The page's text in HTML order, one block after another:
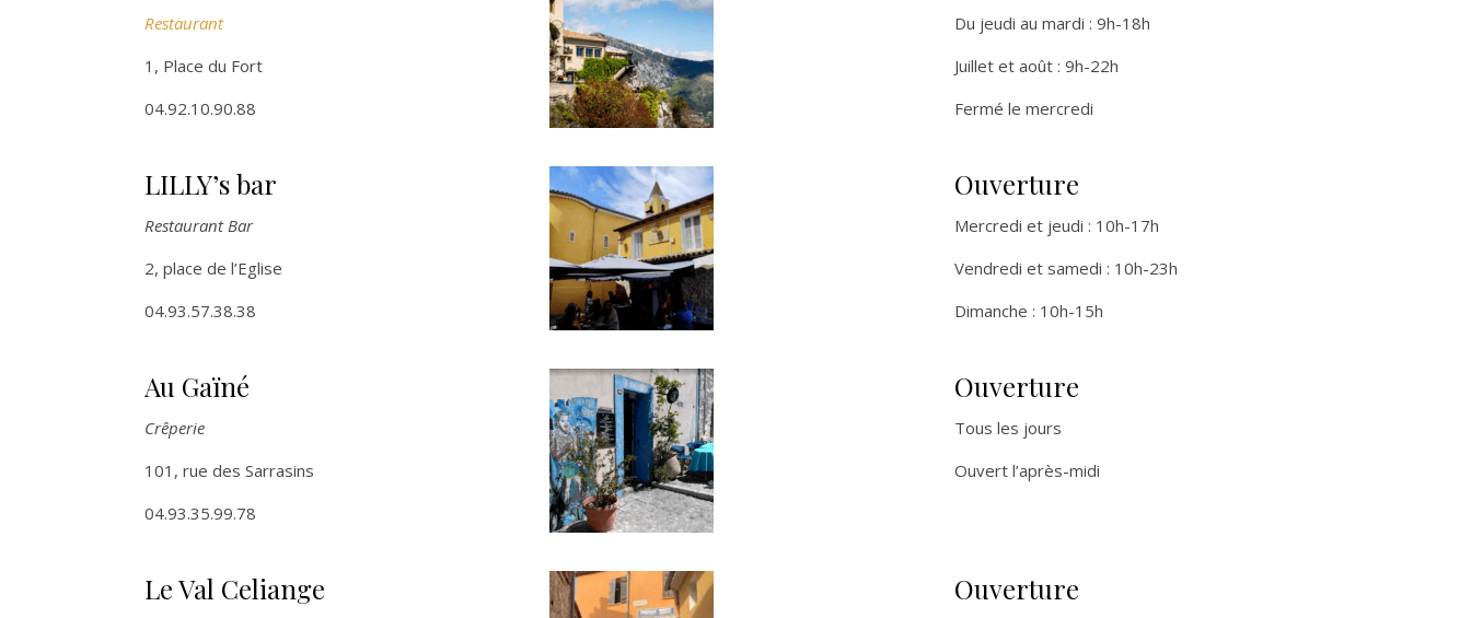
Restaurant
1, Place du Fort
04.92.10.90.88
Du jeudi au mardi : 9h-18h
Juillet et août : 9h-22h
Fermé le mercredi
LILLY’s bar
Restaurant Bar
2, place de l’Eglise
04.93.57.38.38
Ouverture
Mercredi et jeudi : 10h-17h
Vendredi et samedi : 10h-23h
Dimanche : 10h-15h
Au Gaïné
Crêperie
101, rue des Sarrasins
04.93.35.99.78
Ouverture
Tous les jours
Ouvert l’après-midi
Le Val Celiange Ouverture